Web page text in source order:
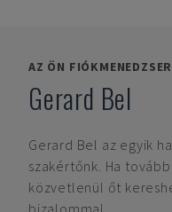
AZ ÖN
Gerard Bel
Gerard Bel az egyik
szakértőnk. Ha
közvetlenül őt
bizalommal.